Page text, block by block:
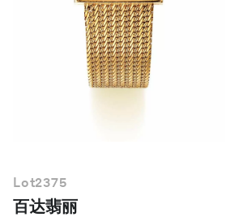
Lot2375
百达翡丽